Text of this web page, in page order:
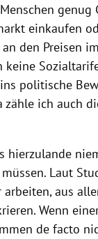
genug
einkaufen
den Preisen
politische
ich auch
hierzulande
Laut
aus
Wenn
de facto